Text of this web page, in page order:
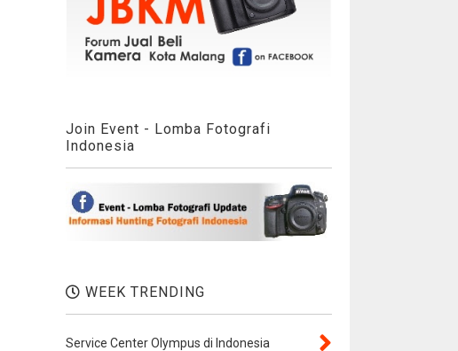
Join Event - Lomba Fotografi
Indonesia
WEEK TRENDING
Service Center Olympus di Indonesia